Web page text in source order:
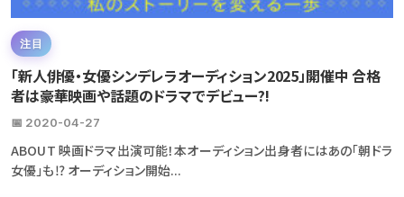
注目
「新人俳優・女優シンデレラオーディション2025」開催中 合格
者は豪華映画や話題のドラマでデビュー?!
📅 2020-04-27
ABOUT 映画ドラマ出演可能！本オーディション出身者にはあの「朝ドラ
女優」も⁉ オーディション開始...